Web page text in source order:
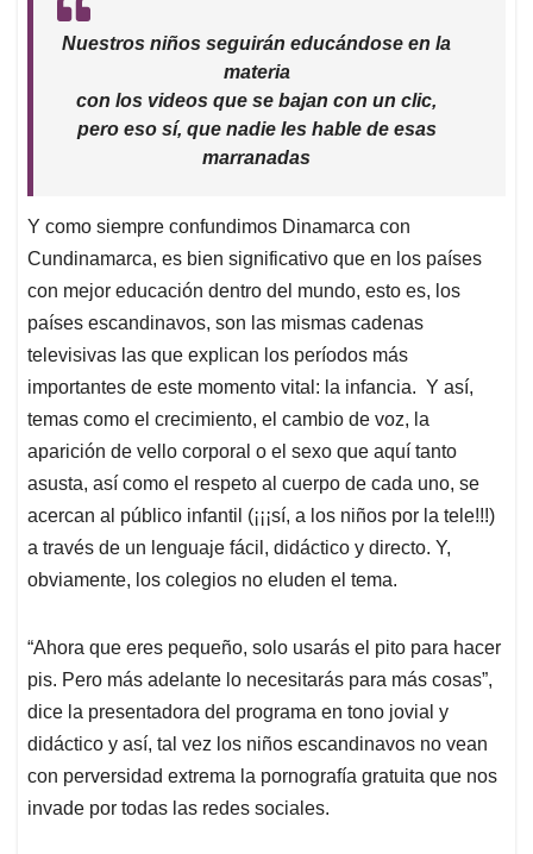
Nuestros niños seguirán educándose en la
materia
con los videos que se bajan con un clic,
pero eso sí, que nadie les hable de esas
marranadas
Y como siempre confundimos Dinamarca con
Cundinamarca, es bien significativo que en los países
con mejor educación dentro del mundo, esto es, los
países escandinavos, son las mismas cadenas
televisivas las que explican los períodos más
importantes de este momento vital: la infancia. Y así,
temas como el crecimiento, el cambio de voz, la
aparición de vello corporal o el sexo que aquí tanto
asusta, así como el respeto al cuerpo de cada uno, se
acercan al público infantil (¡¡¡sí, a los niños por la tele!!!)
a través de un lenguaje fácil, didáctico y directo. Y,
obviamente, los colegios no eluden el tema.
“Ahora que eres pequeño, solo usarás el pito para hacer
pis. Pero más adelante lo necesitarás para más cosas”,
dice la presentadora del programa en tono jovial y
didáctico y así, tal vez los niños escandinavos no vean
con perversidad extrema la pornografía gratuita que nos
invade por todas las redes sociales.